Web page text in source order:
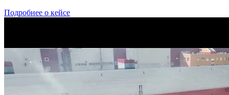
Подробнее о кейсе